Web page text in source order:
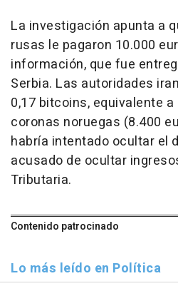
La investigación apunta a
rusas le pagaron 10.000
información, que fue
Serbia. Las autoridades
0,17 bitcoins, equivalente a
coronas noruegas (8.400
habría intentado ocultar el
acusado de ocultar
Tributaria.
Contenido patrocinado
Lo más leído en Política